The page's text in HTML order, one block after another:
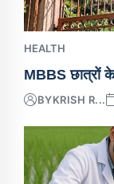
HEALTH
MBBS छात्रों
BYKRISH R...